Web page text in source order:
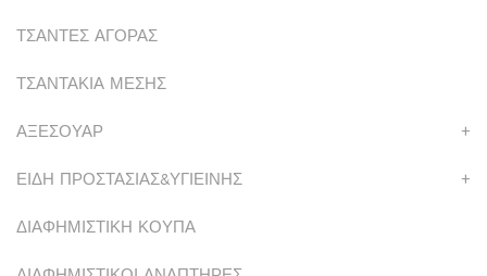
ΤΣΑΝΤΕΣ ΑΓΟΡΑΣ
ΤΣΑΝΤΑΚΙΑ ΜΕΣΗΣ
ΑΞΕΣΟΥΑΡ +
ΕΙΔΗ ΠΡΟΣΤΑΣΙΑΣ&ΥΓΙΕΙΝΗΣ +
ΔΙΑΦΗΜΙΣΤΙΚΗ ΚΟΥΠΑ